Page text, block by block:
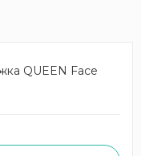
QUEEN Face